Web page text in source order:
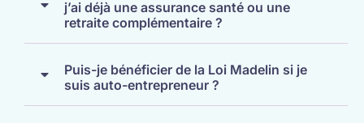
j’ai déjà une assurance santé ou une
retraite complémentaire ?
Puis-je bénéficier de la Loi Madelin si je
suis auto-entrepreneur ?